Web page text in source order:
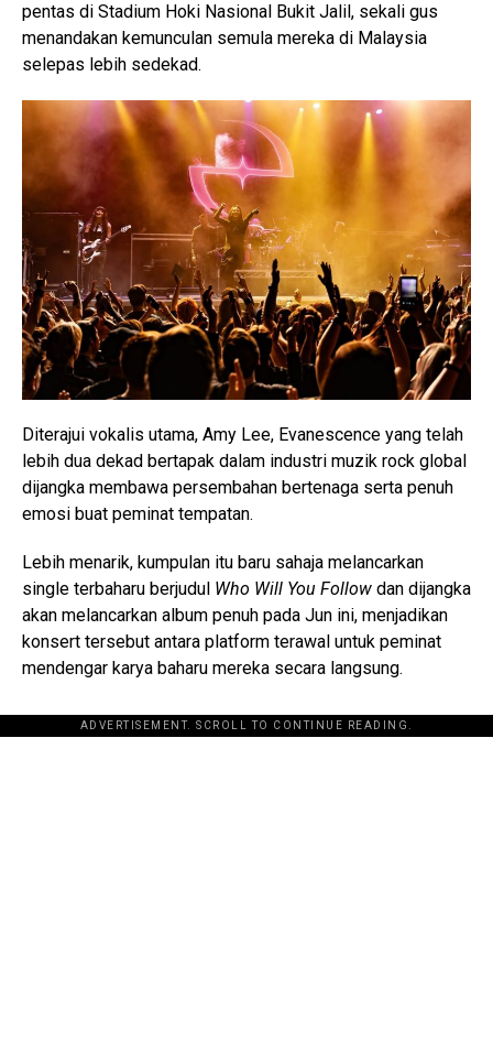
pentas di Stadium Hoki Nasional Bukit Jalil, sekali gus
menandakan kemunculan semula mereka di Malaysia
selepas lebih sedekad.
Diterajui vokalis utama, Amy Lee, Evanescence yang telah
lebih dua dekad bertapak dalam industri muzik rock global
dijangka membawa persembahan bertenaga serta penuh
emosi buat peminat tempatan.
Lebih menarik, kumpulan itu baru sahaja melancarkan
single terbaharu berjudul Who Will You Follow dan dijangka
akan melancarkan album penuh pada Jun ini, menjadikan
konsert tersebut antara platform terawal untuk peminat
mendengar karya baharu mereka secara langsung.
ADVERTISEMENT. SCROLL TO CONTINUE READING.